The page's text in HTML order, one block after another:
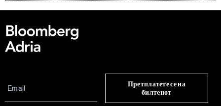
Претплатете се на
билтенот